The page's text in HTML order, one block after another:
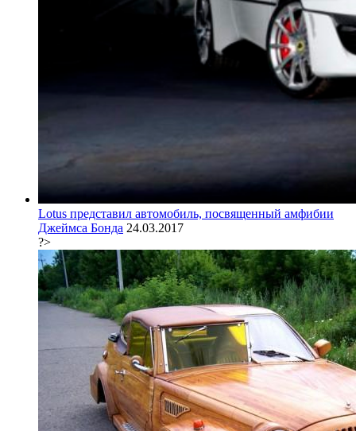
Lotus представил автомобиль, посвященный амфибии
Джеймса Бонда 24.03.2017
?>